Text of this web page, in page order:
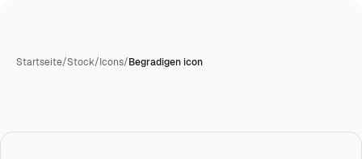
Startseite/Stock/Icons/Begradigen icon